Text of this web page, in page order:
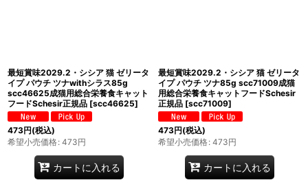
最短賞味2029.2・シシア 猫 ゼリータ
イプ パウチ ツナwithシラス85g
scc46625成猫用総合栄養食キャット
フードSchesir正規品 [scc46625]
473円(税込)
希望小売価格: 473円
カートに入れる
最短賞味2029.2・シシア 猫 ゼリータ
イプ パウチ ツナ85g scc71009成猫
用総合栄養食キャットフードSchesir
正規品 [scc71009]
473円(税込)
希望小売価格: 473円
カートに入れる